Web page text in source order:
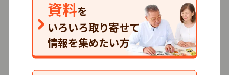
資料を
いろいろ取り寄せて
情報を集めたい方
0.0
口コミ